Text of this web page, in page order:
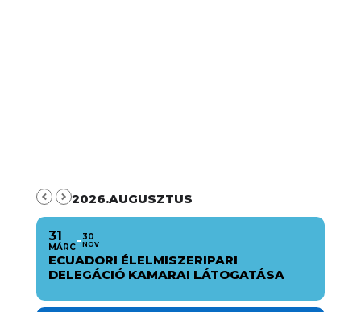
2026.AUGUSZTUS
31
MÁRC
30
NOV
ECUADORI ÉLELMISZERIPARI
DELEGÁCIÓ KAMARAI LÁTOGATÁSA